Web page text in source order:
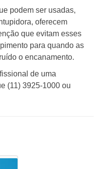
podem ser usadas,
oferecem
que evitam esses
para quando as
o encanamento.
de uma
(11) 3925-1000 ou